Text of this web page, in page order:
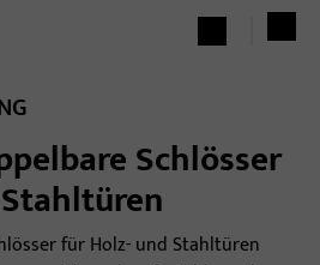
Schlösser
für Holz- und Stahltüren